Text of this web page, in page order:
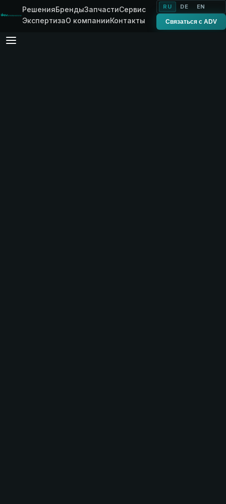
РешенияБрендыЗапчастиСервис
ЭкспертизаО компанииКонтакты
RU DE EN
Связаться с ADV